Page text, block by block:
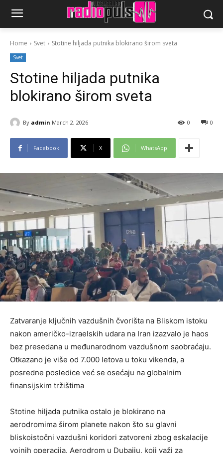
Home Svet Stotine hiljada putnika blokirano širom sveta
Svet
Stotine hiljada putnika
blokirano širom sveta
By admin March 2, 2026 0
0
Facebook X WhatsApp
Zatvaranje ključnih vazdušnih čvorišta na Bliskom istoku
nakon američko-izraelskih udara na Iran izazvalo je haos
bez presedana u međunarodnom vazdušnom saobraćaju.
Otkazano je više od 7.000 letova u toku vikenda, a
posredne posledice već se osećaju na globalnim
finansijskim tržištima
Stotine hiljada putnika ostalo je blokirano na
aerodromima širom planete nakon što su glavni
bliskoistočni vazdušni koridori zatvoreni zbog eskalacije
vojnih operacija. Aerodrom u Dubaiju, koji važi za